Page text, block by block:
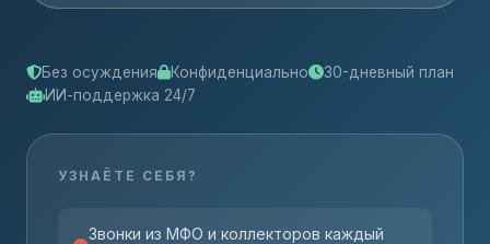
Без осуждения Конфиденциально
30-дневный план
ИИ-поддержка 24/7
УЗНАЁТЕ СЕБЯ?
Звонки из МФО и коллекторов каждый